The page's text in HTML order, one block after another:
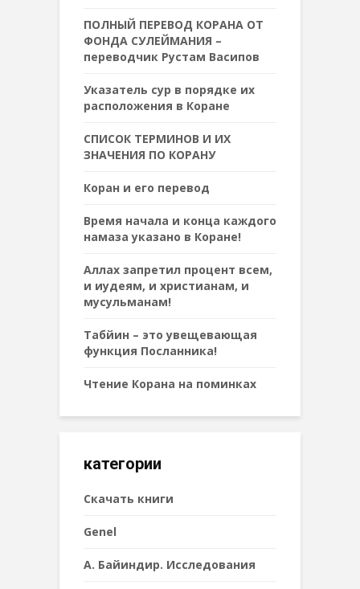
ПОЛНЫЙ ПЕРЕВОД КОРАНА ОТ
ФОНДА СУЛЕЙМАНИЯ –
переводчик Рустам Васипов
Указатель сур в порядке их
расположения в Коране
СПИСОК ТЕРМИНОВ И ИХ
ЗНАЧЕНИЯ ПО КОРАНУ
Коран и его перевод
Время начала и конца каждого
намаза указано в Коране!
Аллах запретил процент всем,
и иудеям, и христианам, и
мусульманам!
Табйин – это увещевающая
функция Посланника!
Чтение Корана на поминках
категории
Cкачать книги
Genel
А. Байиндир. Исследования